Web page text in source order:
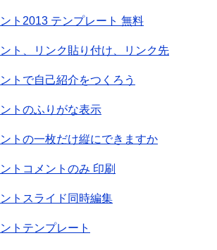
ト2013 テンプレート 無料
ト、リンク貼り付け、リンク先
トで自己紹介をつくろう
トのふりがな表示
トの一枚だけ縦にできますか
トコメントのみ 印刷
トスライド同時編集
トテンプレート